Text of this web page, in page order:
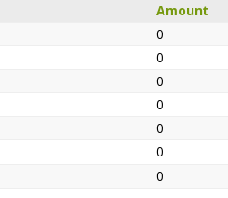
Amount
0
0
0
0
0
0
0